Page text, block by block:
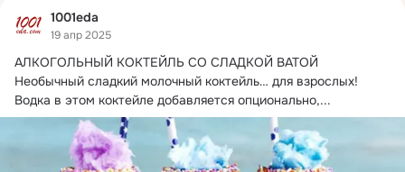
1001eda
19 апр 2025
АЛКОГОЛЬНЫЙ КОКТЕЙЛЬ СО СЛАДКОЙ ВАТОЙ
Необычный сладкий молочный коктейль… для взрослых!
Водка в этом коктейле добавляется опционально,...